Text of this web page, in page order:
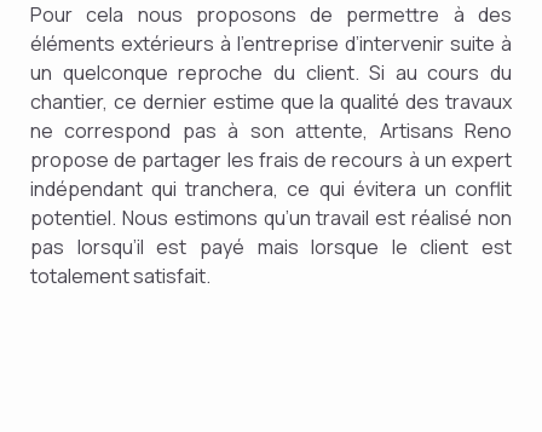
Pour cela nous proposons de permettre à des
éléments extérieurs à l’entreprise d’intervenir suite à
un quelconque reproche du client. Si au cours du
chantier, ce dernier estime que la qualité des travaux
ne correspond pas à son attente, Artisans Reno
propose de partager les frais de recours à un expert
indépendant qui tranchera, ce qui évitera un conflit
potentiel. Nous estimons qu’un travail est réalisé non
pas lorsqu’il est payé mais lorsque le client est
totalement satisfait.